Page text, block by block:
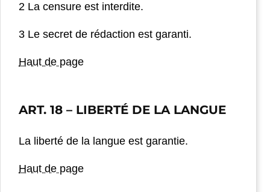
2 La censure est interdite.
3 Le secret de rédaction est garanti.
Haut de page
ART. 18 – LIBERTÉ DE LA LANGUE
La liberté de la langue est garantie.
Haut de page